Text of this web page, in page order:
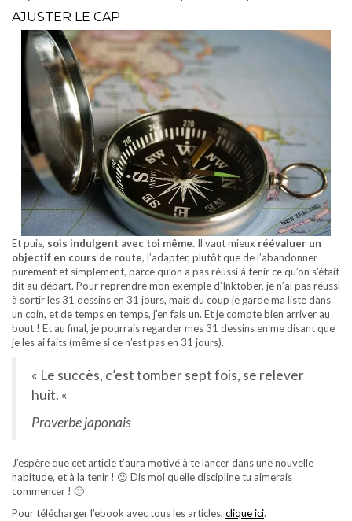
AJUSTER LE CAP
Et puis, sois indulgent avec toi même. Il vaut mieux réévaluer un
objectif en cours de route, l’adapter, plutôt que de l’abandonner
purement et simplement, parce qu’on a pas réussi à tenir ce qu’on s’était
dit au départ. Pour reprendre mon exemple d’Inktober, je n’ai pas réussi
à sortir les 31 dessins en 31 jours, mais du coup je garde ma liste dans
un coin, et de temps en temps, j’en fais un. Et je compte bien arriver au
bout ! Et au final, je pourrais regarder mes 31 dessins en me disant que
je les ai faits (même si ce n’est pas en 31 jours).
« Le succès, c’est tomber sept fois, se relever
huit. «
Proverbe japonais
J’espère que cet article t’aura motivé à te lancer dans une nouvelle
habitude, et à la tenir ! 😉 Dis moi quelle discipline tu aimerais
commencer ! 🙂
Pour télécharger l’ebook avec tous les articles, clique ici.